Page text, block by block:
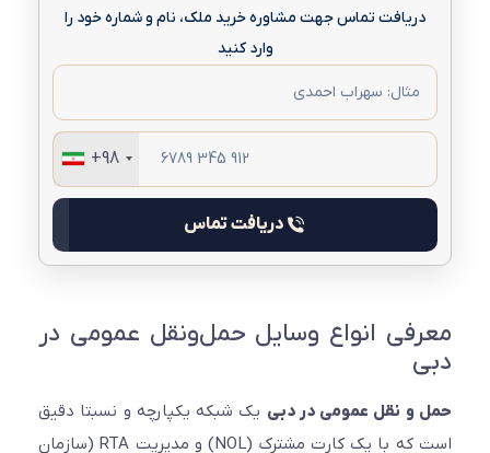
دریافت تماس جهت مشاوره خرید ملک، نام و شماره خود را
+98
دریافت تماس
انواع وسایل حمل‌ونقل عمومی در
و نقل عمومی در دبییک شبکه یکپارچه و نسبتا دقیق
است که با یک کارت مشترک (NOL) و مدیریت RTA (سازمان